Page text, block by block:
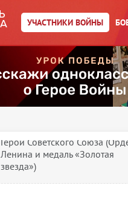
УЧАСТНИКИ ВОЙНЫ
Летучий Израиль Яковлевич
Картотека награждений
Летучий Израиль Яковлевич
Медаль «За отвагу»
Герой Советского Союза
Ленина и медаль «Золотая
звезда»)